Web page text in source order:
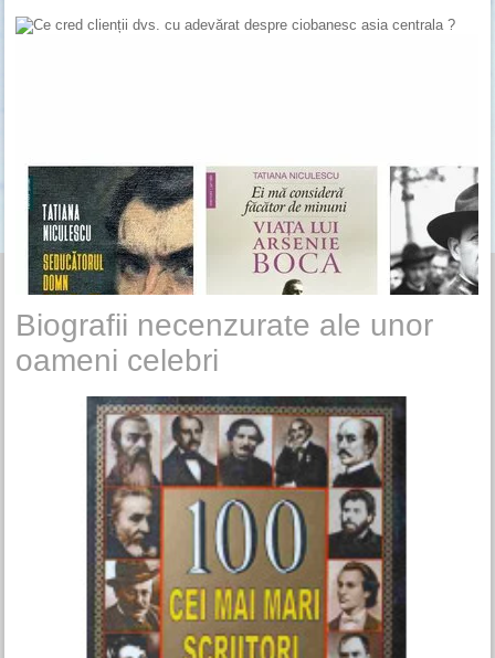
Biografii necenzurate ale unor
oameni celebri